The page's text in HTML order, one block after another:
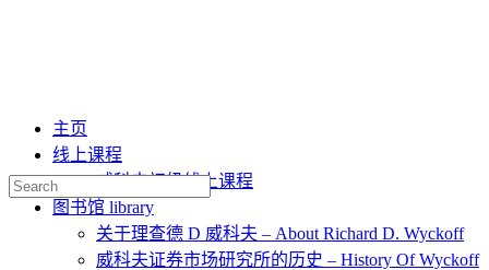
主页
线上课程
威科夫初级线上课程
图书馆 library
关于理查德 D 威科夫 – About Richard D. Wyckoff
威科夫证券市场研究所的历史 – History Of Wyckoff
Search
for: